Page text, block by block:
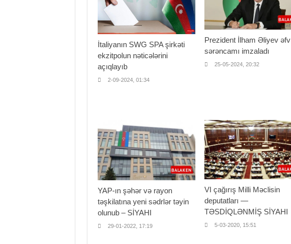
İtaliyanın SWG SPA şirkəti
ekzitpolun nəticələrini
açıqlayıb
2-09-2024, 01:34
Prezident İlham Əliyev əfv
sərəncamı imzaladı
25-05-2024, 20:32
YAP-ın şəhər və rayon
təşkilatına yeni sədrlər təyin
olunub – SİYAHI
29-01-2022, 17:19
VI çağırış Milli Məclisin
deputatları —
TƏSDİQLƏNMİŞ SİYAHI
5-03-2020, 15:51